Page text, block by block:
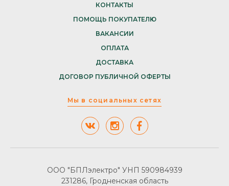
КОНТАКТЫ
ПОМОЩЬ ПОКУПАТЕЛЮ
ВАКАНСИИ
ОПЛАТА
ДОСТАВКА
ДОГОВОР ПУБЛИЧНОЙ ОФЕРТЫ
Мы в социальных сетях
ООО "БПЛэлектро" УНП 590984939
231286, Гродненская область